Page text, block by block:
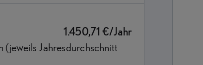
1.450,71 €/Jahr
Jahresdurchschnitt